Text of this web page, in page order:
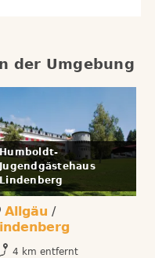
der Umgebung
Humboldt-
Jugendgästehaus
Lindenberg
Allgäu /
4 km entfernt